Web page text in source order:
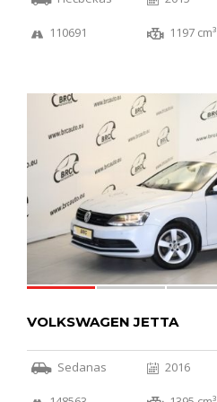
110691 1197 cm³
49
VOLKSWAGEN JETTA
Sedanas 2016